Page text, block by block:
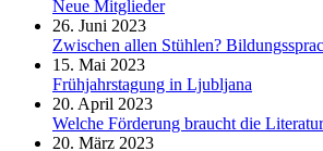
Neue Mitglieder
26. Juni 2023
Zwischen allen Stühlen?
15. Mai 2023
Frühjahrstagung in Ljubljana
20. April 2023
Welche Förderung braucht die
20. März 2023